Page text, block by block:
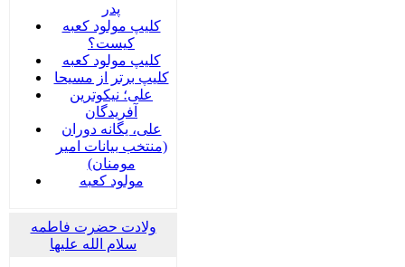
پدر
کلیپ مولود کعبه
کیست؟
کلیپ مولود کعبه
کلیپ برتر از مسیحا
علی؛ نیکوترین
آفریدگان
علی، یگانه دوران
(منتخب بیانات امیر
مومنان)
مولود کعبه
ولادت حضرت فاطمه
سلام الله علیها